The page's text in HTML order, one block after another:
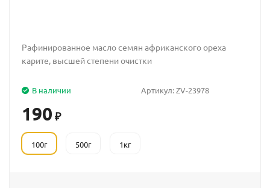
Рафинированное масло семян африканского ореха
карите, высшей степени очистки
Артикул:ZV-23978
В наличии
190 ₽
100г 500г 1кг